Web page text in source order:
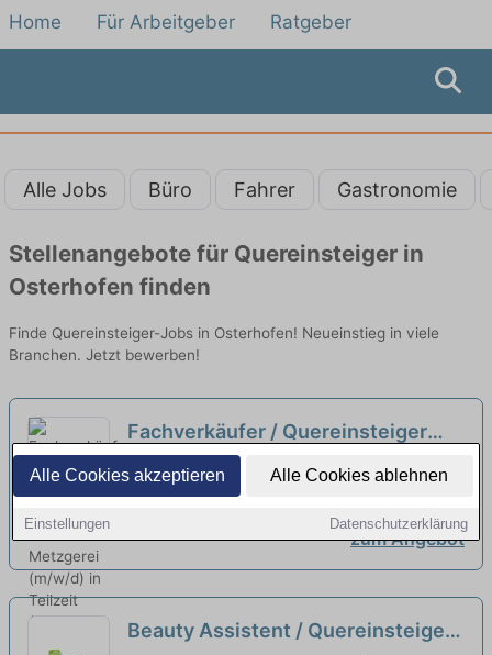
Alle Cookies akzeptieren Alle Cookies ablehnen
Einstellungen Datenschutzerklärung
Home Für Arbeitgeber Ratgeber
Alle Jobs Büro Fahrer Gastronomie
Stellenangebote für Quereinsteiger in
Osterhofen finden
Finde Quereinsteiger-Jobs in Osterhofen! Neueinstieg in viele
Branchen. Jetzt bewerben!
Fachverkäufer / Quereinsteiger
Frischetheke & Metzgerei (m/w/d)
in Teilzeit (15–20 Std.)
Edeka Klessinger | Osterhofen
zum Angebot
Beauty Assistent / Quereinsteiger